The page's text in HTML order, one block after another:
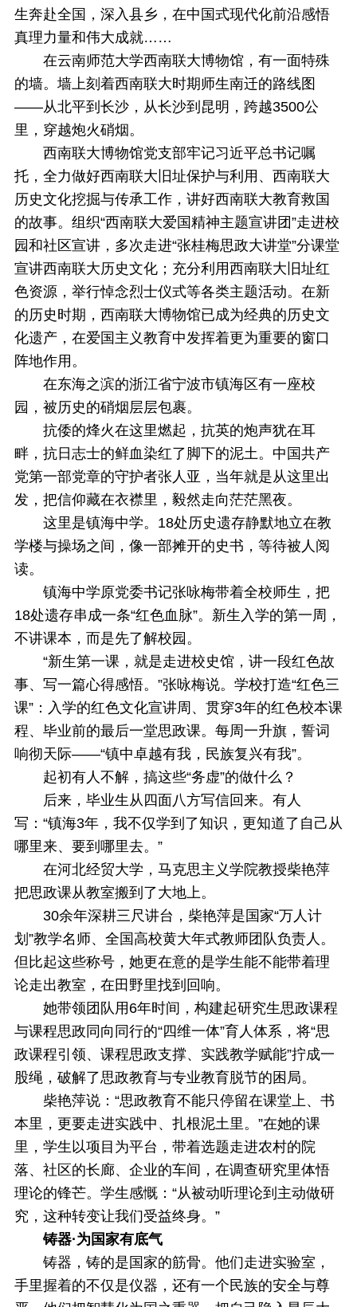
生奔赴全国，深入县乡，在中国式现代化前沿感悟
真理力量和伟大成就……
在云南师范大学西南联大博物馆，有一面特殊
的墙。墙上刻着西南联大时期师生南迁的路线图
——从北平到长沙，从长沙到昆明，跨越3500公
里，穿越炮火硝烟。
西南联大博物馆党支部牢记习近平总书记嘱
托，全力做好西南联大旧址保护与利用、西南联大
历史文化挖掘与传承工作，讲好西南联大教育救国
的故事。组织“西南联大爱国精神主题宣讲团”走进校
园和社区宣讲，多次走进“张桂梅思政大讲堂”分课堂
宣讲西南联大历史文化；充分利用西南联大旧址红
色资源，举行悼念烈士仪式等各类主题活动。在新
的历史时期，西南联大博物馆已成为经典的历史文
化遗产，在爱国主义教育中发挥着更为重要的窗口
阵地作用。
在东海之滨的浙江省宁波市镇海区有一座校
园，被历史的硝烟层层包裹。
抗倭的烽火在这里燃起，抗英的炮声犹在耳
畔，抗日志士的鲜血染红了脚下的泥土。中国共产
党第一部党章的守护者张人亚，当年就是从这里出
发，把信仰藏在衣襟里，毅然走向茫茫黑夜。
这里是镇海中学。18处历史遗存静默地立在教
学楼与操场之间，像一部摊开的史书，等待被人阅
读。
镇海中学原党委书记张咏梅带着全校师生，把
18处遗存串成一条“红色血脉”。新生入学的第一周，
不讲课本，而是先了解校园。
“新生第一课，就是走进校史馆，讲一段红色故
事、写一篇心得感悟。”张咏梅说。学校打造“红色三
课”：入学的红色文化宣讲周、贯穿3年的红色校本课
程、毕业前的最后一堂思政课。每周一升旗，誓词
响彻天际——“镇中卓越有我，民族复兴有我”。
起初有人不解，搞这些“务虚”的做什么？
后来，毕业生从四面八方写信回来。有人
写：“镇海3年，我不仅学到了知识，更知道了自己从
哪里来、要到哪里去。”
在河北经贸大学，马克思主义学院教授柴艳萍
把思政课从教室搬到了大地上。
30余年深耕三尺讲台，柴艳萍是国家“万人计
划”教学名师、全国高校黄大年式教师团队负责人。
但比起这些称号，她更在意的是学生能不能带着理
论走出教室，在田野里找到回响。
她带领团队用6年时间，构建起研究生思政课程
与课程思政同向同行的“四维一体”育人体系，将“思
政课程引领、课程思政支撑、实践教学赋能”拧成一
股绳，破解了思政教育与专业教育脱节的困局。
柴艳萍说：“思政教育不能只停留在课堂上、书
本里，更要走进实践中、扎根泥土里。”在她的课
里，学生以项目为平台，带着选题走进农村的院
落、社区的长廊、企业的车间，在调查研究里体悟
理论的锋芒。学生感慨：“从被动听理论到主动做研
究，这种转变让我们受益终身。”
铸器·为国家有底气
铸器，铸的是国家的筋骨。他们走进实验室，
手里握着的不仅是仪器，还有一个民族的安全与尊